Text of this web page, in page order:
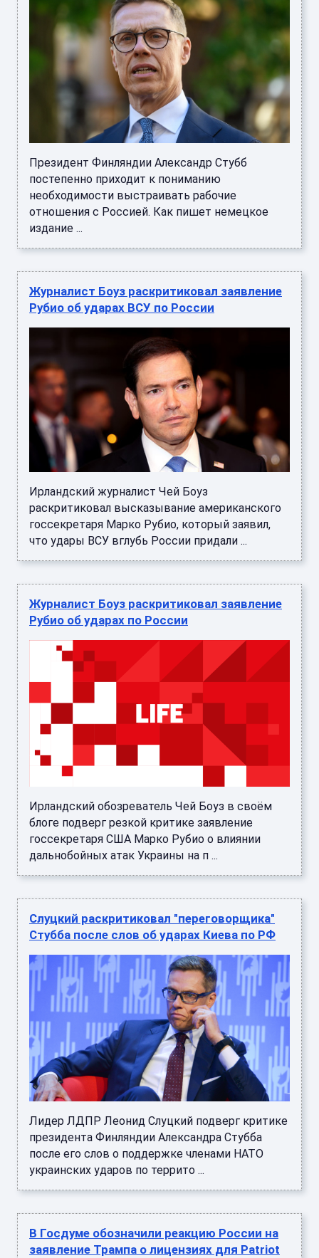
Президент Финляндии Александр Стубб
постепенно приходит к пониманию
необходимости выстраивать рабочие
отношения с Россией. Как пишет немецкое
издание ...
Журналист Боуз раскритиковал заявление
Рубио об ударах ВСУ по России
Ирландский журналист Чей Боуз
раскритиковал высказывание американского
госсекретаря Марко Рубио, который заявил,
что удары ВСУ вглубь России придали ...
Журналист Боуз раскритиковал заявление
Рубио об ударах по России
Ирландский обозреватель Чей Боуз в своём
блоге подверг резкой критике заявление
госсекретаря США Марко Рубио о влиянии
дальнобойных атак Украины на п ...
Слуцкий раскритиковал "переговорщика"
Стубба после слов об ударах Киева по РФ
Лидер ЛДПР Леонид Слуцкий подверг критике
президента Финляндии Александра Стубба
после его слов о поддержке членами НАТО
украинских ударов по террито ...
В Госдуме обозначили реакцию России на
заявление Трампа о лицензиях для Patriot